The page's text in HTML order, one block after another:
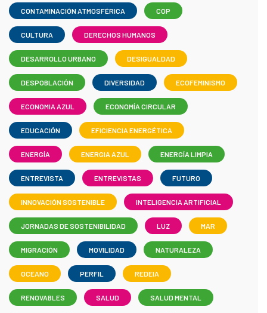
CONTAMINACIÓN ATMOSFÉRICA COP
CULTURA DERECHOS HUMANOS
DESARROLLO URBANO DESIGUALDAD
DESPOBLACIÓN DIVERSIDAD ECOFEMINISMO
ECONOMIA AZUL ECONOMÍA CIRCULAR
EDUCACIÓN EFICIENCIA ENERGÉTICA
ENERGÍA ENERGIA AZUL ENERGÍA LIMPIA
ENTREVISTA ENTREVISTAS FUTURO
INNOVACIÓN SOSTENIBLE INTELIGENCIA ARTIFICIAL
JORNADAS DE SOSTENIBILIDAD LUZ MAR
MIGRACIÓN MOVILIDAD NATURALEZA
OCEANO PERFIL REDEIA
RENOVABLES SALUD SALUD MENTAL